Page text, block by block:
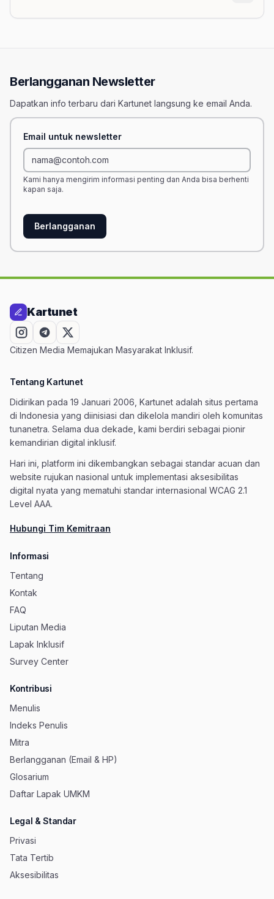
Berlangganan Newsletter
Dapatkan info terbaru dari Kartunet langsung ke email Anda.
Email untuk newsletter
Kami hanya mengirim informasi penting dan Anda bisa berhenti
kapan saja.
Berlangganan
Kartunet
Citizen Media Memajukan Masyarakat Inklusif.
Tentang Kartunet
Didirikan pada 19 Januari 2006, Kartunet adalah situs pertama
di Indonesia yang diinisiasi dan dikelola mandiri oleh komunitas
tunanetra. Selama dua dekade, kami berdiri sebagai pionir
kemandirian digital inklusif.
Hari ini, platform ini dikembangkan sebagai standar acuan dan
website rujukan nasional untuk implementasi aksesibilitas
digital nyata yang mematuhi standar internasional WCAG 2.1
Level AAA.
Hubungi Tim Kemitraan
Informasi
Tentang
Kontak
FAQ
Liputan Media
Lapak Inklusif
Survey Center
Kontribusi
Menulis
Indeks Penulis
Mitra
Berlangganan (Email & HP)
Glosarium
Daftar Lapak UMKM
Legal & Standar
Privasi
Tata Tertib
Aksesibilitas